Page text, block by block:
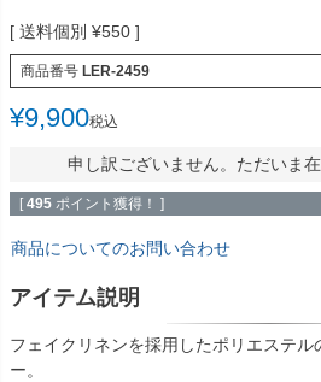
送料個別 ¥550
商品番号 LER-2459
¥9,900税込
申し訳ございません。ただいま
[ 495 ポイント獲得！ ]
商品についてのお問い合わせ
アイテム説明
フェイクリネンを採用したポリエステル
ー。